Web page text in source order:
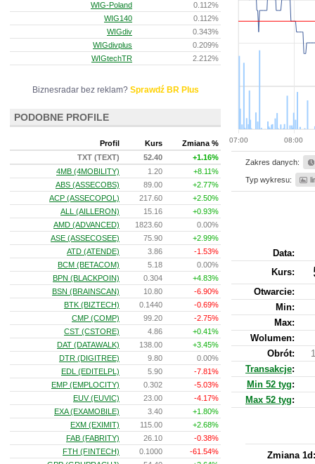
07:00 08:00
Zakres danych:
Typ wykresu:
Data:
Kurs:
Otwarcie:
Min:
Max:
Wolumen:
Obrót:
Transakcje:
Min 52 tyg:
Max 52 tyg:
Zmiana 1d:
WIG-Poland
0.112%
WIG140
0.112%
WIGdiv
0.343%
WIGdivplus
0.209%
WIGtechTR
2.212%
Biznesradar bez reklam? Sprawdź BR Plus
PODOBNE PROFILE
Profil Kurs
Zmiana %
TXT (TEXT)
52.40
+1.16%
4MB (4MOBILITY)
1.20
+8.11%
ABS (ASSECOBS)
89.00
+2.77%
ACP (ASSECOPOL)
217.60
+2.50%
ALL (AILLERON)
15.16
+0.93%
AMD (ADVANCED)
1823.60
0.00%
ASE (ASSECOSEE)
75.90
+2.99%
ATD (ATENDE)
3.86
-1.53%
BCM (BETACOM)
5.18
0.00%
BPN (BLACKPOIN)
0.304
+4.83%
BSN (BRAINSCAN)
10.80
-6.90%
BTK (BIZTECH)
0.1440
-0.69%
CMP (COMP)
99.20
-2.75%
CST (CSTORE)
4.86
+0.41%
DAT (DATAWALK)
138.00
+3.45%
DTR (DIGITREE)
9.80
0.00%
EDL (EDITELPL)
5.90
-7.81%
EMP (EMPLOCITY)
0.302
-5.03%
EUV (EUVIC)
23.00
-4.17%
EXA (EXAMOBILE)
3.40
+1.80%
EXM (EXIMIT)
115.00
+2.68%
FAB (FABRITY)
26.10
-0.38%
FTH (FINTECH)
0.1000
-61.54%